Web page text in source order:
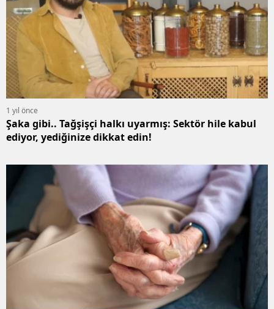
1 yıl önce
Şaka gibi.. Tağşişçi halkı uyarmış: Sektör hile kabul
ediyor, yediğinize dikkat edin!